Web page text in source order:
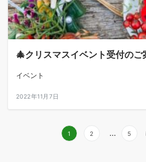
🎄クリスマスイベント受付のご
イベント
2022年11月7日
1 2 … 5